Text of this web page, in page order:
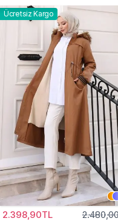
Ücretsiz Kargo
2.398,90TL